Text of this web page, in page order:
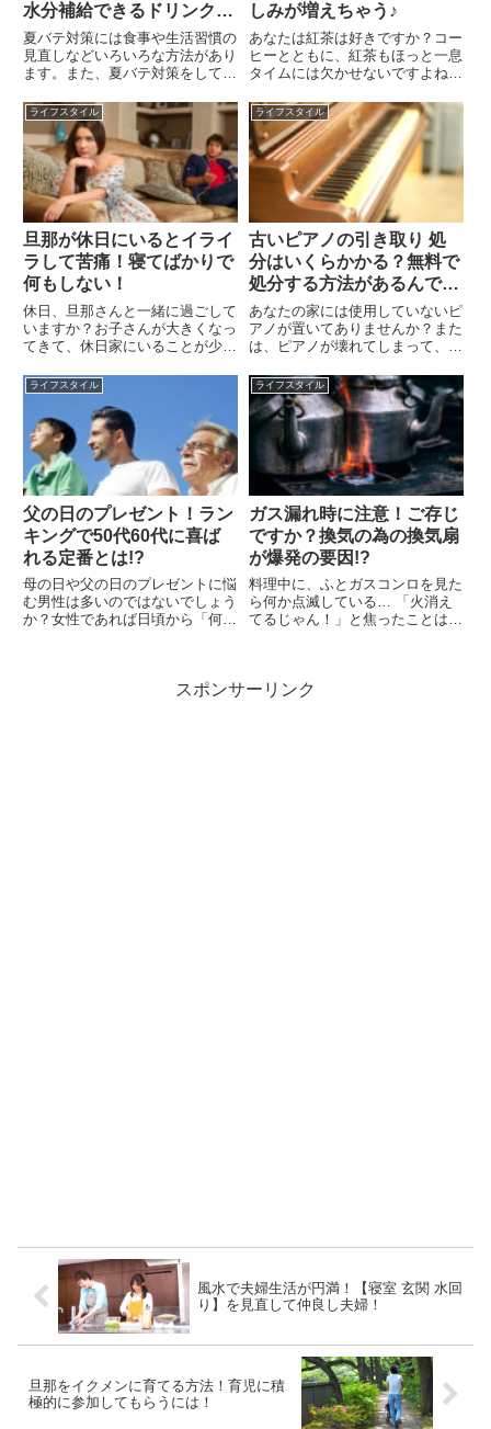
水分補給できるドリンク
は？
夏バテ対策には食事や生活習慣の
見直しなどいろいろな方法があり
ます。また、夏バテ対策をしても
た同じことの繰り返しになってし
まいます。夏バテの場合、食事の
仕方による影響も少なくありませ
ん。その中でも水分補給に関し
て...
しみが増えちゃう♪
あなたは紅茶は好きですか？コー
ヒーとともに、紅茶もほっと一息
タイムには欠かせないですよね。
を楽しむ文化がありますが、スコ
ーンやクッキー、ケーキなど様々
なお菓子に合った様々な種類の紅
茶があることをご存知ですか？
ライフスタイル
旦那が休日にいるとイライ
ラして苦痛！寝てばかりで
何もしない！
休日、旦那さんと一緒に過ごして
いますか？お子さんが大きくなっ
てきて、休日家にいることが少な
多いですよね。若いころは二人で
デートに行ったり、一緒に過ごす
ことがうれしかったはずなのにだ
んだんと嫌になってくる…そう
い...
ライフスタイル
古いピアノの引き取り 処
分はいくらかかる？無料で
処分する方法があるんで
す！
あなたの家には使用していないピ
アノが置いてありませんか？また
は、ピアノが壊れてしまって、ど
の中に放置したままという人もい
るかもしれません。このように、
使われなくなったピアノはどのよ
うに処理すればよいのでしょう
か...
ライフスタイル
父の日のプレゼント！ラン
キングで50代60代に喜ば
れる定番とは!?
母の日や父の日のプレゼントに悩
む男性は多いのではないでしょう
か？女性であれば日頃から「何欲
ともありますよね。でも感謝の気
ライフスタイル
ガス漏れ時に注意！ご存じ
ですか？換気の為の換気扇
が爆発の要因!?
料理中に、ふとガスコンロを見た
ら何か点滅している… 「火消え
てるじゃん！」と焦ったことはあ
扇を回していませんか？実は、換
スポンサーリンク
風水で夫婦生活が円満！【寝室 玄関 水回
り】を見直して仲良し夫婦！
旦那をイクメンに育てる方法！育児に積
極的に参加してもらうには！